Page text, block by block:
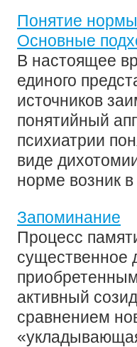
Понятие нормы
Основные
В настоящее
единого
источников
понятийный
психиатрии
виде
норме возник в
Запоминание
Процесс
существенное
активный
сравнением